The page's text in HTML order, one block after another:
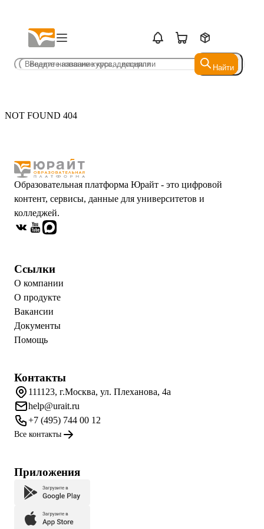
Найти
Найти
NOT FOUND 404
Образовательная платформа Юрайт - это цифровой
контент, сервисы, данные для университетов и
колледжей.
Ссылки
О компании
О продукте
Вакансии
Документы
Помощь
Контакты
111123, г.Москва, ул. Плеханова, 4а
help@urait.ru
+7 (495) 744 00 12
Все контакты
Приложения